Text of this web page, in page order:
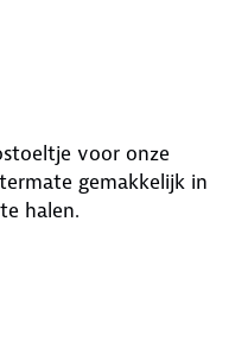
voor onze
gemakkelijk in
halen.